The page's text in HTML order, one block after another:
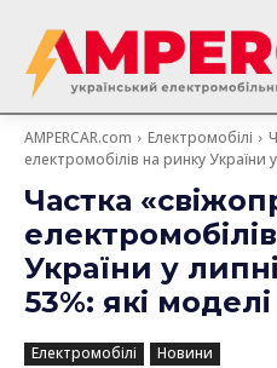
AMPERCAR.com Електромобілі
електромобілів на ринку України
Частка
України у
53%: які
Електромобілі Новини